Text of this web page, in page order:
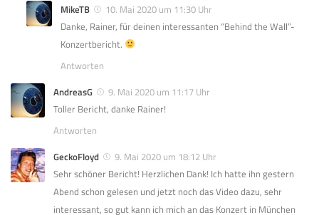
MikeTB
10. Mai 2020 um 11:30 Uhr
Danke, Rainer, für deinen interessanten “Behind the Wall”-
Konzertbericht.
Antworten
AndreasG
9. Mai 2020 um 11:17 Uhr
Toller Bericht, danke Rainer!
Antworten
GeckoFloyd
9. Mai 2020 um 18:12 Uhr
Sehr schöner Bericht! Herzlichen Dank! Ich hatte ihn gestern
Abend schon gelesen und jetzt noch das Video dazu, sehr
interessant, so gut kann ich mich an das Konzert in München